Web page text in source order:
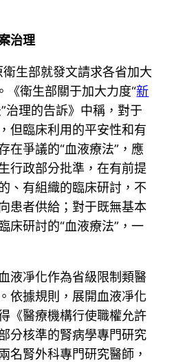
治理
生部就發文請求各省加大
《衛生部關于加大力度“新
治理的告訴》中稱，對于
但臨床利用的平安性和有
在爭議的“血液療法”，應
行政部分批準，在有前提
、有組織的臨床研討，不
患者供給；對于既無基本
床研討的“血液療法”，一
液凈化作為省級限制類醫
依據規則，展開血液凈化
《醫療機構行使職權允許
分核準的腎病學專門研究
名腎外科專門研究醫師，